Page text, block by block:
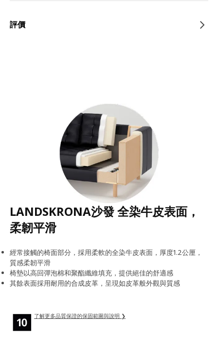
評價
LANDSKRONA沙發 全染牛皮表面，
柔韌平滑
經常接觸的椅面部分，採用柔軟的全染牛皮表面，厚度1.2公厘，
質感柔韌平滑
椅墊以高回彈泡棉和聚酯纖維填充，提供絕佳的舒適感
其餘表面採用耐用的合成皮革，呈現如皮革般外觀與質感
了解更多品質保證的保固範圍與說明 ❯